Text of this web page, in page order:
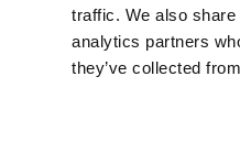
traffic. We also
analytics partners
they’ve collectedLegal